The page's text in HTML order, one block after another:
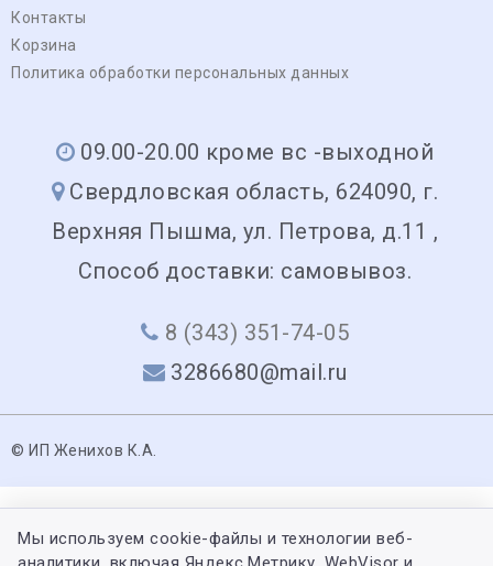
Контакты
Корзина
Политика обработки персональных данных
09.00-20.00 кроме вс -выходной
Свердловская область, 624090, г.
Верхняя Пышма, ул. Петрова, д.11 ,
Способ доставки: самовывоз.
8 (343) 351-74-05
3286680@mail.ru
© ИП Женихов К.А.
Мы используем cookie-файлы и технологии веб-